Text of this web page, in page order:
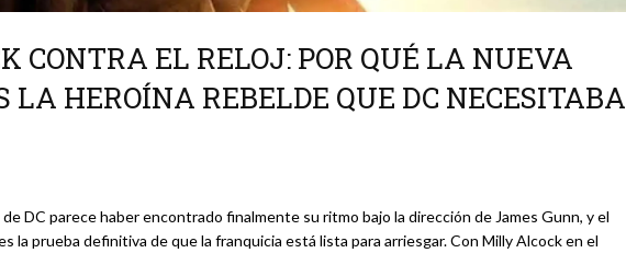
CONTRA EL RELOJ: POR QUÉ LA NUEVA
LA HEROÍNA REBELDE QUE DC NECESITABA
DC parece haber encontrado finalmente su ritmo bajo la dirección de James Gunn, y el
la prueba definitiva de que la franquicia está lista para arriesgar. Con Milly Alcock en el